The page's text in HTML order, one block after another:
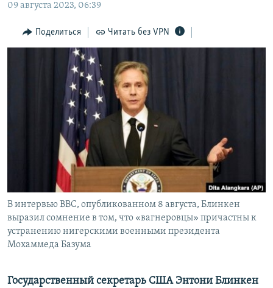
Вернутся
поиску
ИНТЕРАКТИВ
ИНФОГРАФИКА
ТЕЛЕПРОЕКТ КРЫМ.РЕАЛИИ
СОВЕТЫ ПРАВОЗАЩИТНИКОВ
ПРОПАВШИЕ БЕЗ ВЕСТИ
ПОБЕДИТЕЛЕЙ НЕ СУДЯТ?
КРЫМ.НЕПОКОРЕННЫЙ
УКРАИНСКАЯ ПРОБЛЕМА КРЫМА
РАДІО СВОБОДА
КАК ОБОЙТИ БЛОКИРОВКУ
Українською
ПРИСОЕДИНЯЙТЕСЬ!
Все сайты RFE/RL
09 августа 2023, 06:39
Поделиться Читать без VPN
В интервью BBC, опубликованном 8 августа, Блинкен
выразил сомнение в том, что «вагнеровцы» причастны к
устранению нигерскими военными президента
Мохаммеда Базума
Государственный секретарь США Энтони Блинкен